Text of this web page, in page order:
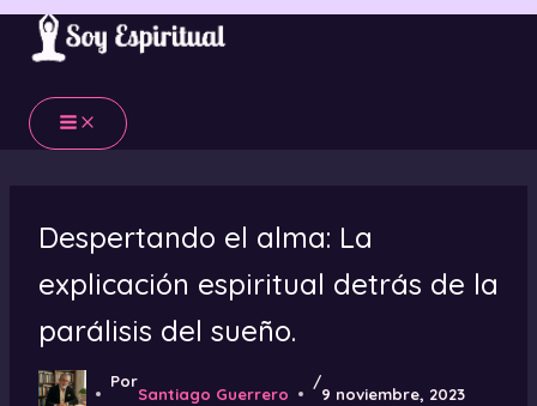
Ir
contenido
Despertando el alma: La
explicación espiritual detrás de la
parálisis del sueño.
Por
Santiago Guerrero
/
9 noviembre, 2023